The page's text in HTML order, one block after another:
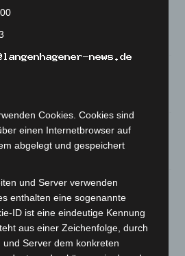
Population in Niedersachsen
Notfallsanitäter starten beim
über A7 – Polizei sucht
Cookies. Cookies sind
einen Internetbrowser auf
abgelegt und gespeichert
und Server verwenden
enthalten eine sogenannte
ID ist eine eindeutige Kennung
aus einer Zeichenfolge, durch
Server dem konkreten